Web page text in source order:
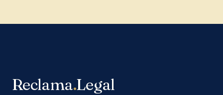
Reclama.Legal